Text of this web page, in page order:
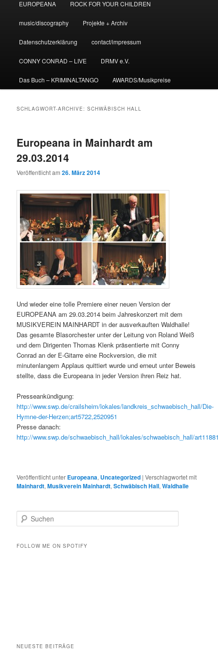
EUROPEANA ROCK FOR YOUR CHILDREN
music/discography Projekte + Archiv
Datenschutzerklärung contact/impressum
CONNY CONRAD – LIVE DRMV e.V.
Das Buch – KRIMINALTANGO AWARDS/Musikpreise
SCHLAGWORT-ARCHIVE:SCHWÄBISCH HALL
Europeana in Mainhardt am
29.03.2014
Veröffentlicht am26. März 2014
Und wieder eine tolle Premiere einer neuen Version der
EUROPEANA am 29.03.2014 beim Jahreskonzert mit dem
MUSIKVEREIN MAINHARDT in der ausverkauften Waldhalle!
Das gesamte Blasorchester unter der Leitung von Roland Weiß
und dem Dirigenten Thomas Klenk präsentierte mit Conny
Conrad an der E-Gitarre eine Rockversion, die mit
minutenlangem Applaus quittiert wurde und erneut unter Beweis
stellte, dass die Europeana in jeder Version ihren Reiz hat.
Presseankündigung:
http://www.swp.de/crailsheim/lokales/landkreis_schwaebisch_hall/Die-
Hymne-der-Herzen;art5722,2520951
Presse danach:
http://www.swp.de/schwaebisch_hall/lokales/schwaebisch_hall/
Veröffentlicht unter Europeana, Uncategorized |Verschlagwortet mit
Mainhardt,Musikverein Mainhardt,Schwäbisch Hall,Waldhalle
u
h
FOLLOW ME ON SPOTIFY
NEUESTE BEITRÄGE